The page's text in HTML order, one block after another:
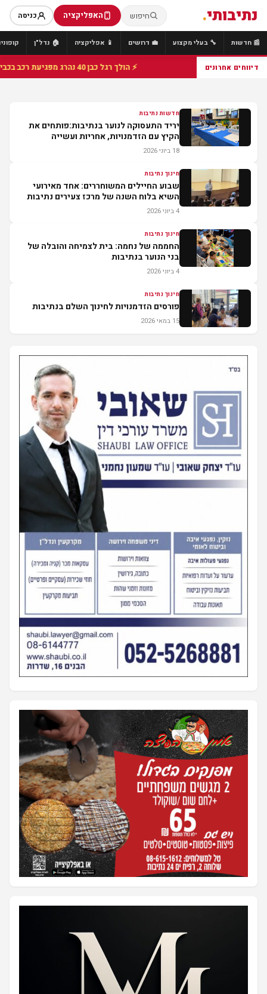
נתיבותי. חיפוש האפליקציה כניסה
📰 חדשות 🔧 בעלי מקצוע 💼 דרושים 📱 אפליקציה 🏠 נדל"ן
דיווחים אחרונים ⚡ הולך רגל כבן 40 נהרג מפגיעת רכב בכביש 25 סמוך לצומת הנשיא, מתנדבי זק"א פועלו בזירה
חדשות נתיבות
יריד התעסוקה לנוער בנתיבות:פותחים את
הקיץ עם הזדמנויות, אחריות ועשייה
18 ביוני 2026
חינוך נתיבות
שבוע החיילים המשוחררים: אחד מאירועי
השיא בלוח השנה של מרכז צעירים נתיבות
4 ביוני 2026
חינוך נתיבות
החממה של נחמה: בית לצמיחה והובלה של
בני הנוער בנתיבות
4 ביוני 2026
חינוך נתיבות
פורסים הזדמנויות לחינוך השלם בנתיבות
15 במאי 2026